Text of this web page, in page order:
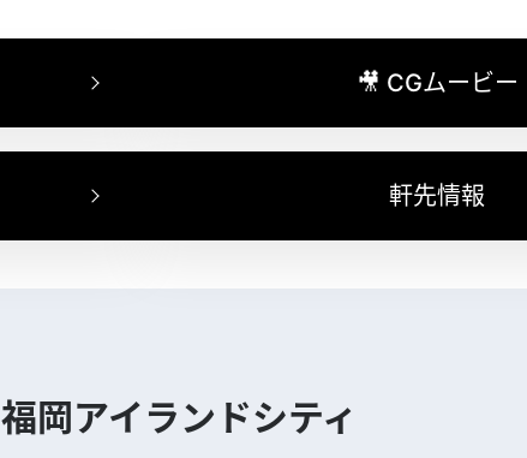
🎥 CGムービー
軒先情報
岡アイランドシティ